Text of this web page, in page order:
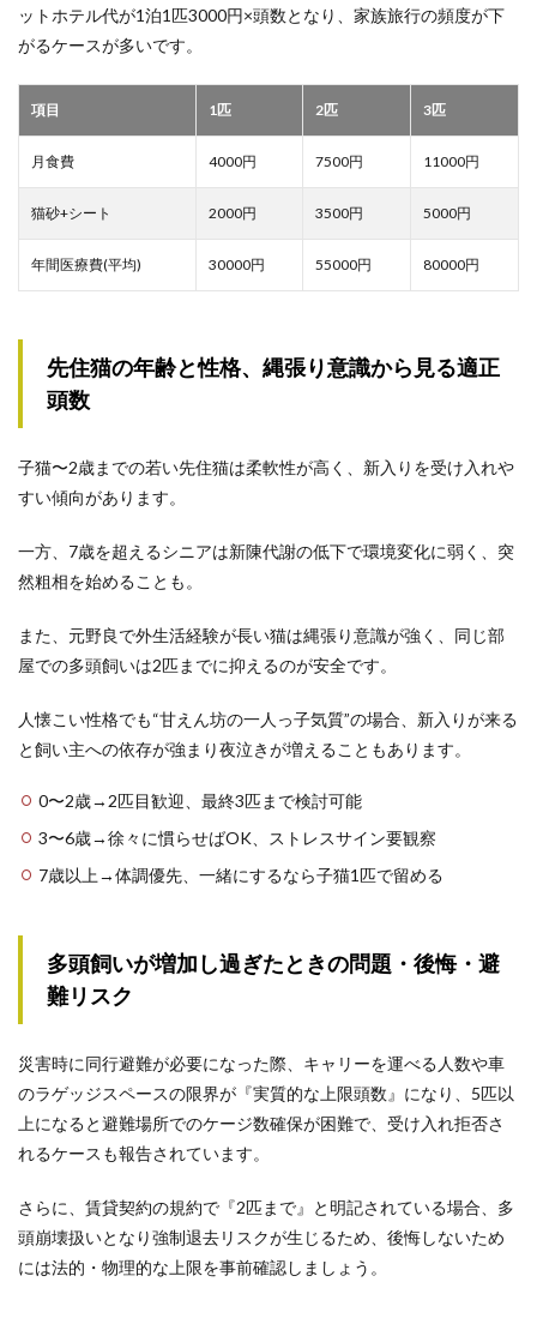
ットホテル代が1泊1匹3000円×頭数となり、家族旅行の頻度が下
がるケースが多いです。
項目 1匹 2匹 3匹
月食費 4000円 7500円 11000円
猫砂+シート 2000円 3500円 5000円
年間医療費(平均) 30000円 55000円 80000円
先住猫の年齢と性格、縄張り意識から見る適正
頭数
子猫〜2歳までの若い先住猫は柔軟性が高く、新入りを受け入れや
すい傾向があります。
一方、7歳を超えるシニアは新陳代謝の低下で環境変化に弱く、突
然粗相を始めることも。
また、元野良で外生活経験が長い猫は縄張り意識が強く、同じ部
屋での多頭飼いは2匹までに抑えるのが安全です。
人懐こい性格でも“甘えん坊の一人っ子気質”の場合、新入りが来る
と飼い主への依存が強まり夜泣きが増えることもあります。
0〜2歳→2匹目歓迎、最終3匹まで検討可能
3〜6歳→徐々に慣らせばOK、ストレスサイン要観察
7歳以上→体調優先、一緒にするなら子猫1匹で留める
多頭飼いが増加し過ぎたときの問題・後悔・避
難リスク
災害時に同行避難が必要になった際、キャリーを運べる人数や車
のラゲッジスペースの限界が『実質的な上限頭数』になり、5匹以
上になると避難場所でのケージ数確保が困難で、受け入れ拒否さ
れるケースも報告されています。
さらに、賃貸契約の規約で『2匹まで』と明記されている場合、多
頭崩壊扱いとなり強制退去リスクが生じるため、後悔しないため
には法的・物理的な上限を事前確認しましょう。